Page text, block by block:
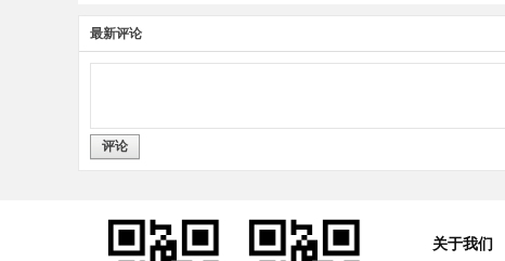
最新评论
评论
关于我们